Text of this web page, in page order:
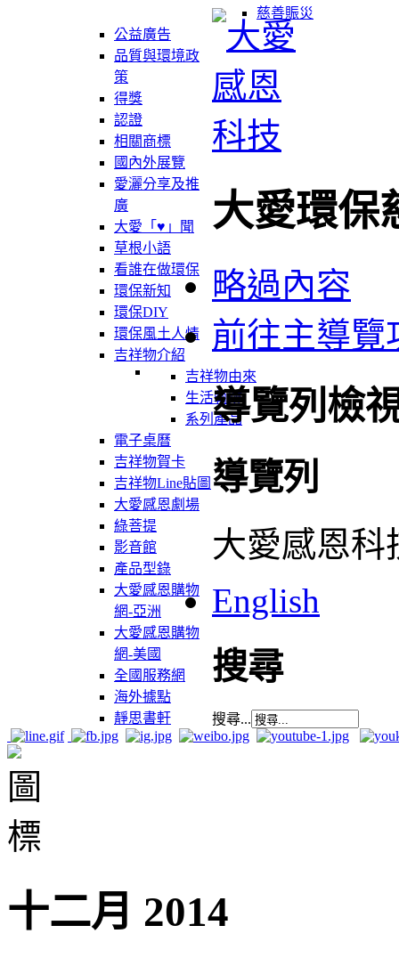
慈善賑災
公益廣告
品質與環境政
策
得獎
認證
相關商標
國內外展覽
愛灑分享及推
廣
大愛「♥」聞
草根小語
看誰在做環保
環保新知
環保DIY
環保風土人情
吉祥物介紹
吉祥物由來
生活軌跡
系列產品
電子桌曆
吉祥物賀卡
吉祥物Line貼圖
大愛感恩劇場
綠菩提
影音館
產品型錄
大愛感恩購物
網-亞洲
大愛感恩購物
網-美國
全國服務網
海外據點
靜思書軒
大愛環保
略過內容
前往主導覽
導覽列檢
導覽列
大愛感恩科
English
搜尋
搜尋...
十二月 2014